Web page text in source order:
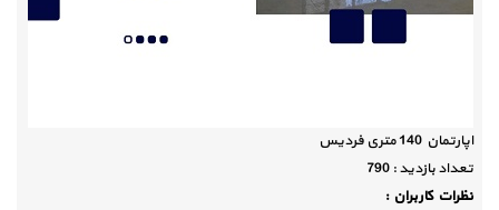
اپارتمان 140 متری فردیس
تعداد بازديد :790
نظرات كاربران :